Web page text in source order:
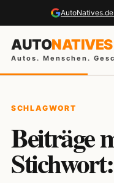
AUTONATIVES
Autos. Menschen.
SCHLAGWORT
Beiträge